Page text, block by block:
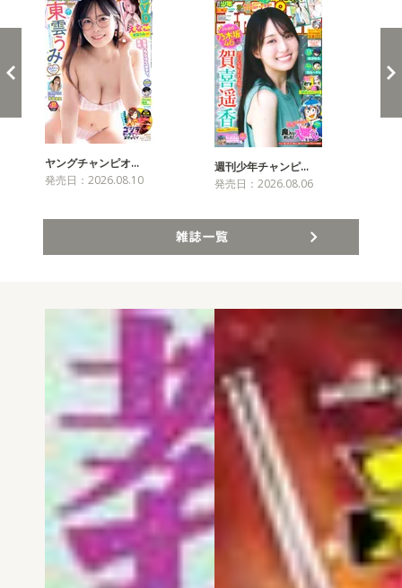
ヤングチャンピオ…
発売日：2026.08.10
週刊少年チャンピ…
発売日：2026.08.06